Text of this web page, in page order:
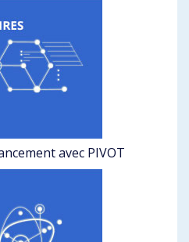
avec PIVOT